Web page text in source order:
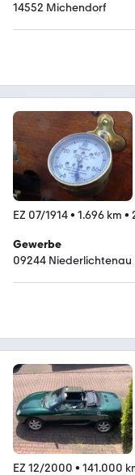
14552 Michendorf
EZ 07/1914• 1.696 km •
Gewerbe
09244 Niederlichtenau
EZ 12/2000 • 141.000